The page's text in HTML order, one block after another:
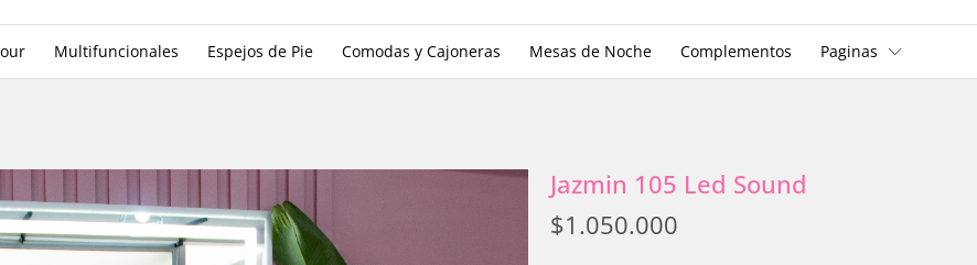
Multifuncionales Espejos de Pie Comodas y Cajoneras Mesas de Noche Complementos Paginas
Jazmin 105 Led Sound
$1.050.000